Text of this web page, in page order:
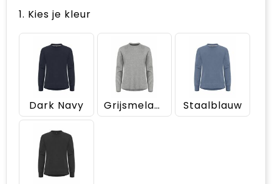
1. Kies je kleur
Dark Navy Grijsmelange Staalblauw